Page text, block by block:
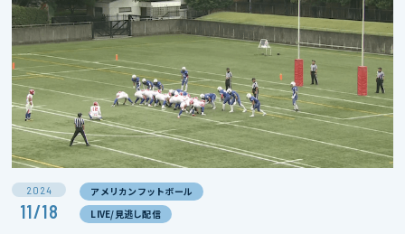
2024
11/18
アメリカンフットボール
LIVE/見逃し配信